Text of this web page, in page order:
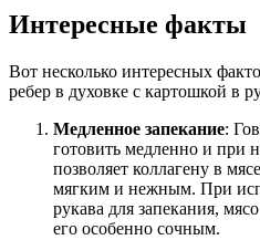
Интересные факты
Вот несколько интересных
ребер в духовке с картошкой в
Медленное запекание:
готовить медленно и при
позволяет коллагену в
мягким и нежным. При
рукава для запекания,
его особенно сочным.